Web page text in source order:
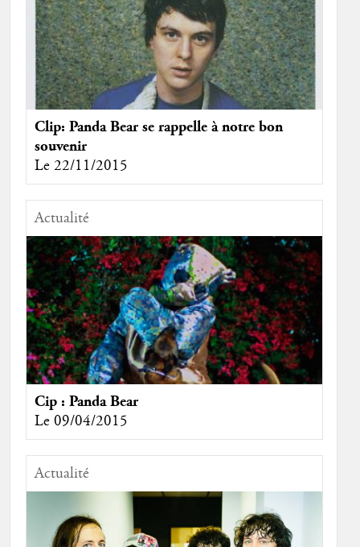
Clip: Panda Bear se rappelle à notre bon
souvenir
Le 22/11/2015
Actualité
Cip : Panda Bear
Le 09/04/2015
Actualité